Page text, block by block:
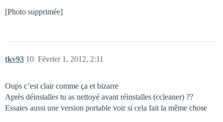
[Photo supprimée]
tkv93 Février 1, 2012, 2:11
10
Oups c’est clair comme ça et bizarre
Après déinstalles tu as nettoyé avant réinstalles (ccleaner) ??
Essaies aussi une version portable voir si cela fait la même chose